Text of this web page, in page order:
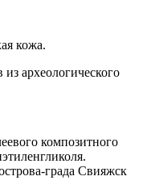
кожа.
археологического
композитного
града Свияжск